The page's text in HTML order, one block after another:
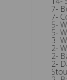
7-
7-
5-
5-
3-
2-
2-
2-